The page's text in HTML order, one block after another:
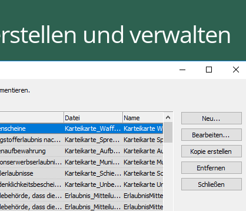
und verwalten